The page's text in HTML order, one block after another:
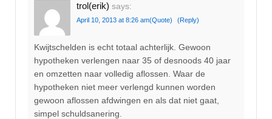
trol(erik) says:
April 10, 2013 at 8:26 am(Quote) (Reply)
Kwijtschelden is echt totaal achterlijk. Gewoon
hypotheken verlengen naar 35 of desnoods 40 jaar
en omzetten naar volledig aflossen. Waar de
hypotheken niet meer verlengd kunnen worden
gewoon aflossen afdwingen en als dat niet gaat,
simpel schuldsanering.